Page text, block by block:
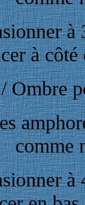
à
à
comme
à